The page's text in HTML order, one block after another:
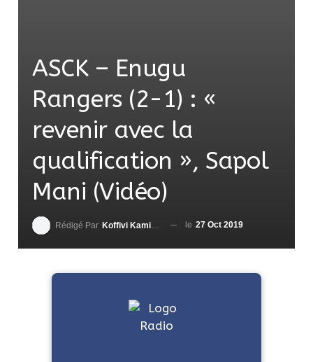
ASCK – Enugu
Rangers (2-1) : «
revenir avec la
qualification », Sapol
Mani (Vidéo)
Rédigé Par Koffivi Kami AGBETOU le 27 Oct 2019